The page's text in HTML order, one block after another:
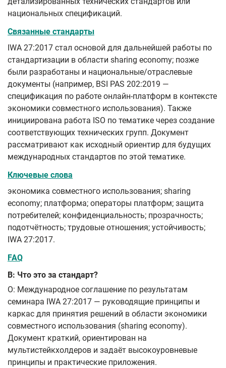
национальных спецификаций.
Связанные стандарты
IWA 27:2017 стал основой для дальнейшей работы по
стандартизации в области sharing economy; позже
были разработаны и национальные/отраслевые
документы (например, BSI PAS 202:2019 —
спецификация по работе онлайн‑платформ в контексте
экономики совместного использования). Также
инициирована работа ISO по тематике через создание
соответствующих технических групп. Документ
рассматривают как исходный ориентир для будущих
международных стандартов по этой тематике.
Ключевые слова
экономика совместного использования; sharing
economy; платформа; операторы платформ; защита
потребителей; конфиденциальность; прозрачность;
подотчётность; трудовые отношения; устойчивость;
IWA 27:2017.
FAQ
В: Что это за стандарт?
О: Международное соглашение по результатам
семинара IWA 27:2017 — руководящие принципы и
каркас для принятия решений в области экономики
совместного использования (sharing economy).
Документ краткий, ориентирован на
мультистейкхолдеров и задаёт высокоуровневые
принципы и практические приложения.